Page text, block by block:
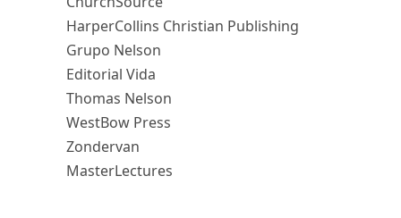
HarperCollins Christian Publishing
Grupo Nelson
Editorial Vida
Thomas Nelson
WestBow Press
Zondervan
MasterLectures